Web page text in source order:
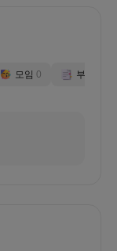
모임 0 부스